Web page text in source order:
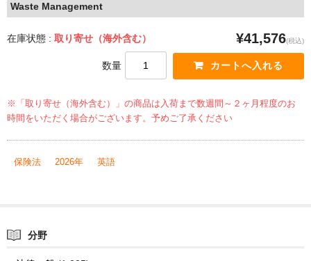
Waste Management
在庫状態 : 取り寄せ（海外含む） ¥41,576(税込)
数量
※「取り寄せ（海外含む）」の商品は入荷まで数週間～２ヶ月程度のお
時間をいただく場合がございます。予めご了承ください
保険法 2026年 英語
分野